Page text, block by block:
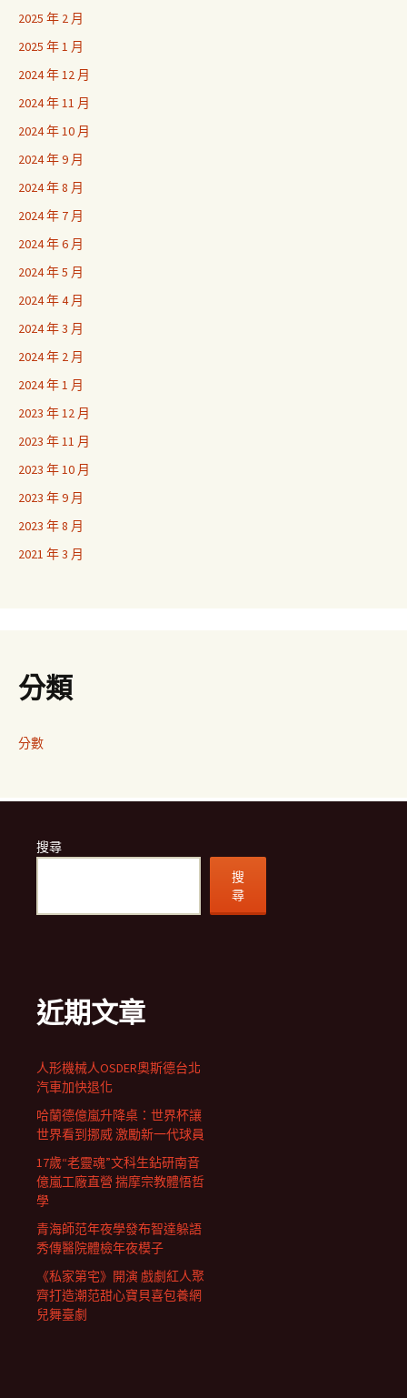
2025 年 2 月
2025 年 1 月
2024 年 12 月
2024 年 11 月
2024 年 10 月
2024 年 9 月
2024 年 8 月
2024 年 7 月
2024 年 6 月
2024 年 5 月
2024 年 4 月
2024 年 3 月
2024 年 2 月
2024 年 1 月
2023 年 12 月
2023 年 11 月
2023 年 10 月
2023 年 9 月
2023 年 8 月
2021 年 3 月
分類
分數
搜尋
搜
尋
近期文章
人形機械人OSDER奧斯德台北
汽車加快退化
哈蘭德億嵐升降桌：世界杯讓
世界看到挪威 激勵新一代球員
17歲“老靈魂”文科生鉆研南音
億嵐工廠直營 揣摩宗教體悟哲
學
青海師范年夜學發布智達躲語
秀傳醫院體檢年夜模子
《私家第宅》開演 戲劇紅人聚
齊打造潮范甜心寶貝喜包養網
兒舞臺劇